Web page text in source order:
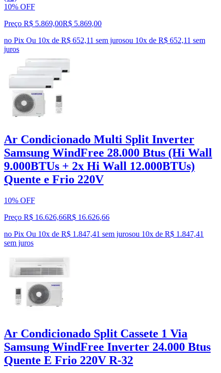
10% OFF
Preço R$ 5.869,00R$ 5.869,00
no Pix Ou 10x de R$ 652,11 sem jurosou 10x de R$ 652,11 sem
juros
Ar Condicionado Multi Split Inverter
Samsung WindFree 28.000 Btus (Hi Wall
9.000BTUs + 2x Hi Wall 12.000BTUs)
Quente e Frio 220V
10% OFF
Preço R$ 16.626,66R$ 16.626,66
no Pix Ou 10x de R$ 1.847,41 sem jurosou 10x de R$ 1.847,41
sem juros
Ar Condicionado Split Cassete 1 Via
Samsung WindFree Inverter 24.000 Btus
Quente E Frio 220V R-32